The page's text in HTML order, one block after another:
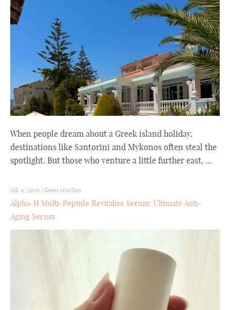
When people dream about a Greek island holiday,
destinations like Santorini and Mykonos often steal the
spotlight. But those who venture a little further east, ...
juli 9, 2026 Geen reacties
Alpha-H Multi-Peptide Revitalise Serum: Ultimate Anti-
Aging Serum